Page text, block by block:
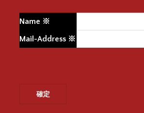
Name ※
Mail-Address ※